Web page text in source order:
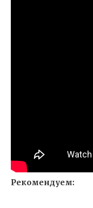
Рекомендуем: